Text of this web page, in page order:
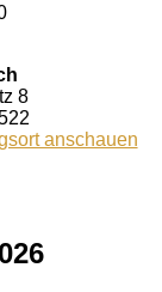
8
anschauen